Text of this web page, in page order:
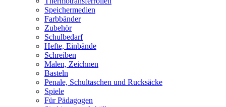
Speichermedien
Farbbänder
Zubehör
Schulbedarf
Hefte, Einbände
Schreiben
Malen, Zeichnen
Basteln
Penale, Schultaschen und Rucksäcke
Spiele
Für Pädagogen